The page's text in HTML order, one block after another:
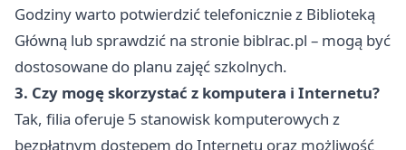
Godziny warto potwierdzić telefonicznie z Biblioteką
Główną lub sprawdzić na stronie biblrac.pl – mogą być
dostosowane do planu zajęć szkolnych.
3. Czy mogę skorzystać z komputera i Internetu?
Tak, filia oferuje 5 stanowisk komputerowych z
bezpłatnym dostępem do Internetu oraz możliwość